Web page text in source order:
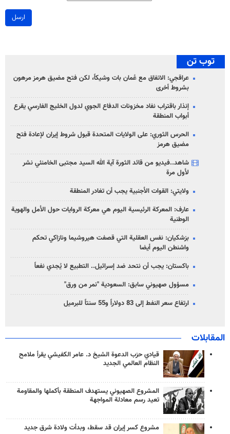
ارسل
توب تن
عراقجي: الاتفاق مع عُمان بات وشيكاً، لكن فتح مضيق هرمز مرهون
بشروط أخرى
إنذار باقتراب نفاد مخزونات الدفاع الجوي لدول الخليج الفارسي يقرع
أبواب المنطقة
الحرس الثوري: على الولايات المتحدة قبول شروط إيران لإعادة فتح
مضيق هرمز
شاهد..فيديو من قائد الثورة آية الله السيد مجتبى الخامنئي نشر
لأول مرة
ولايتي: القوات الأجنبية يجب أن تغادر المنطقة
عارف: المعركة الرئيسية اليوم هي معركة الروايات حول الأمل والهوية
الوطنية
بزشكيان: نفس العقلية التي قصفت هيروشيما ونازاكي تحكم
واشنطن اليوم أيضا
باكستان: يجب أن نتحد ضد إسرائيل.. التطبيع لا يُجدي نفعاً
مسؤول صهيوني سابق: السعودية "نمر من ورق"
ارتفاع سعر النفط إلى 83 دولاراً و55 سنتاً للبرميل
المقابلات
قيادي حزب الدعوة الشيخ د. عامر الكفيشي يقرأ ملامح
النظام العالمي الجديد
المشروع الصهيوني يستهدف المنطقة بأكملها والمقاومة
تعيد رسم معادلة المواجهة
مشروع كسر إيران قد سقط، وبدأت ولادة شرق جديد